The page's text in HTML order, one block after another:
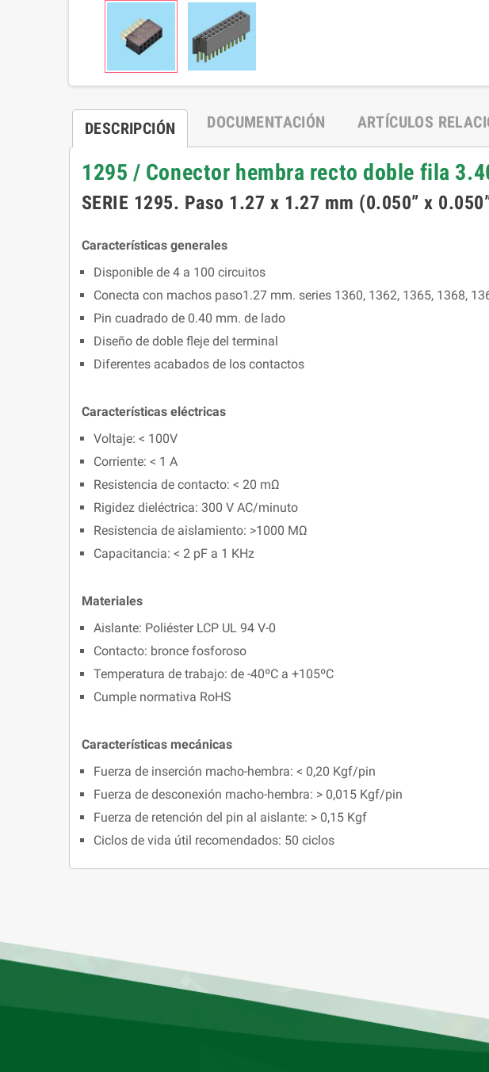
DESCRIPCIÓN DOCUMENTACIÓN ARTÍCULOS
1295 / Conector hembra recto doble fila
SERIE 1295. Paso 1.27 x 1.27 mm (0.050” x
Características generales
Disponible de 4 a 100 circuitos
Conecta con machos paso1.27 mm. series 1360, 1362, 1365, 1368,
Pin cuadrado de 0.40 mm. de lado
Diseño de doble fleje del terminal
Diferentes acabados de los contactos
Características eléctricas
Voltaje: < 100V
Corriente: < 1 A
Resistencia de contacto: < 20 mΩ
Rigidez dieléctrica: 300 V AC/minuto
Resistencia de aislamiento: >1000 MΩ
Capacitancia: < 2 pF a 1 KHz
Materiales
Aislante: Poliéster LCP UL 94 V-0
Contacto: bronce fosforoso
Temperatura de trabajo: de -40ºC a +105ºC
Cumple normativa RoHS
Características mecánicas
Fuerza de inserción macho-hembra: < 0,20 Kgf/pin
Fuerza de desconexión macho-hembra: > 0,015 Kgf/pin
Fuerza de retención del pin al aislante: > 0,15 Kgf
Ciclos de vida útil recomendados: 50 ciclos